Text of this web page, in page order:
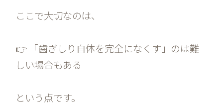
ここで大切なのは、
👉 「歯ぎしり自体を完全になくす」のは難
しい場合もある
という点です。